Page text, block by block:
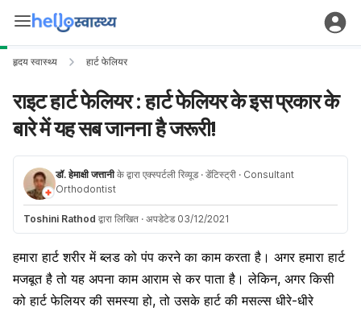
हृदय स्वास्थ्य हार्ट फेलियर
राइट हार्ट फेलियर : हार्ट फेलियर के इस प्रकार के
बारे में यह सब जानना है जरूरी!
डॉ. हेमाक्षी जत्तानीके द्वारा एक्स्पर्टली रिव्यूड · डेंटिस्ट्री · Consultant
Orthodontist
Toshini Rathod द्वारा लिखित · अपडेटेड 03/12/2021
हमारा हार्ट शरीर में ब्लड को पंप करने का काम करता है। अगर हमारा हार्ट
मजबूत है तो यह अपना काम आराम से कर पाता है। लेकिन, अगर किसी
को हार्ट फेलियर की समस्या हो, तो उसके हार्ट की मसल्स धीरे-धीरे